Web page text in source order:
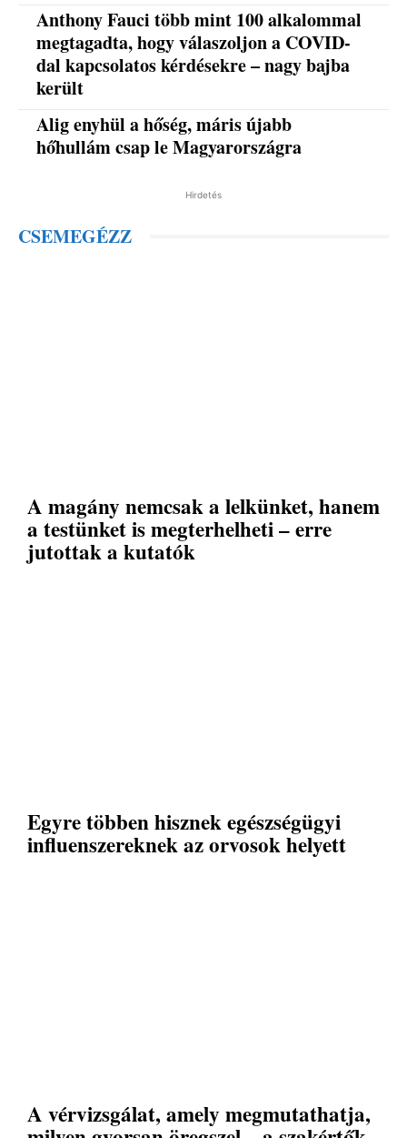
Anthony Fauci több mint 100 alkalommal
megtagadta, hogy válaszoljon a COVID-
dal kapcsolatos kérdésekre – nagy bajba
került
Alig enyhül a hőség, máris újabb
hőhullám csap le Magyarországra
Hirdetés
CSEMEGÉZZ
A magány nemcsak a lelkünket, hanem
a testünket is megterhelheti – erre
jutottak a kutatók
Egyre többen hisznek egészségügyi
influenszereknek az orvosok helyett
A vérvizsgálat, amely megmutathatja,